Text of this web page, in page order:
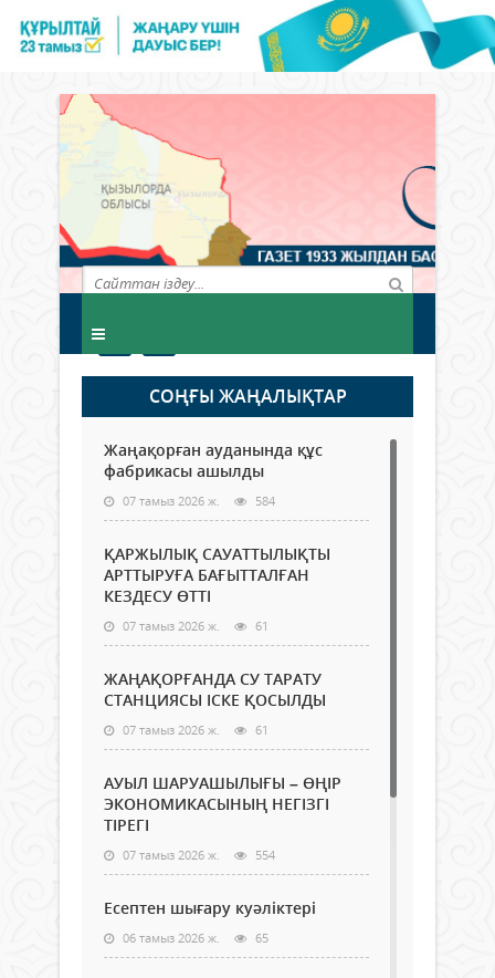
СОҢҒЫ ЖАҢАЛЫҚТАР
Жаңақорған ауданында құс
фабрикасы ашылды
07 тамыз 2026 ж. 584
ҚАРЖЫЛЫҚ САУАТТЫЛЫҚТЫ
АРТТЫРУҒА БАҒЫТТАЛҒАН
КЕЗДЕСУ ӨТТІ
07 тамыз 2026 ж. 61
ЖАҢАҚОРҒАНДА СУ ТАРАТУ
СТАНЦИЯСЫ ІСКЕ ҚОСЫЛДЫ
07 тамыз 2026 ж. 61
АУЫЛ ШАРУАШЫЛЫҒЫ – ӨҢІР
ЭКОНОМИКАСЫНЫҢ НЕГІЗГІ
ТІРЕГІ
07 тамыз 2026 ж. 554
Есептен шығару куәліктері
06 тамыз 2026 ж. 65